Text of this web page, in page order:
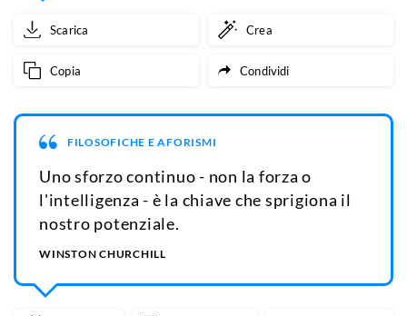
Scarica Crea
Copia Condividi
FILOSOFICHE E AFORISMI
Uno sforzo continuo - non la forza o
l'intelligenza - è la chiave che sprigiona il
nostro potenziale.
WINSTON CHURCHILL